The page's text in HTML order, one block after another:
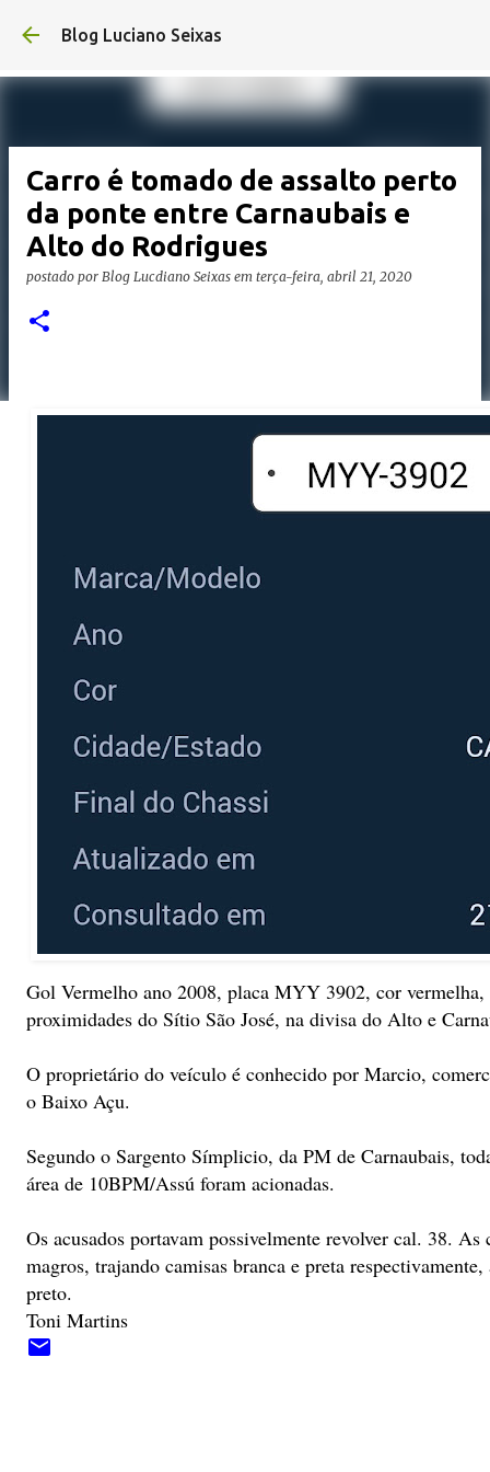
Blog Luciano Seixas
Carro é tomado de assalto perto
da ponte entre Carnaubais e
Alto do Rodrigues
postado por Blog Lucdiano Seixas em terça-feira, abril 21, 2020
Gol Vermelho ano 2008, placa MYY 3902, cor vermelha,
proximidades do Sítio São José, na divisa do Alto e
O proprietário do veículo é conhecido por Marcio,
o Baixo Açu.
Segundo o Sargento Símplicio, da PM de Carnaubais,
área de 10BPM/Assú foram acionadas.
Os acusados portavam possivelmente revolver cal. 38. As
magros, trajando camisas branca e preta
preto.
Toni Martins